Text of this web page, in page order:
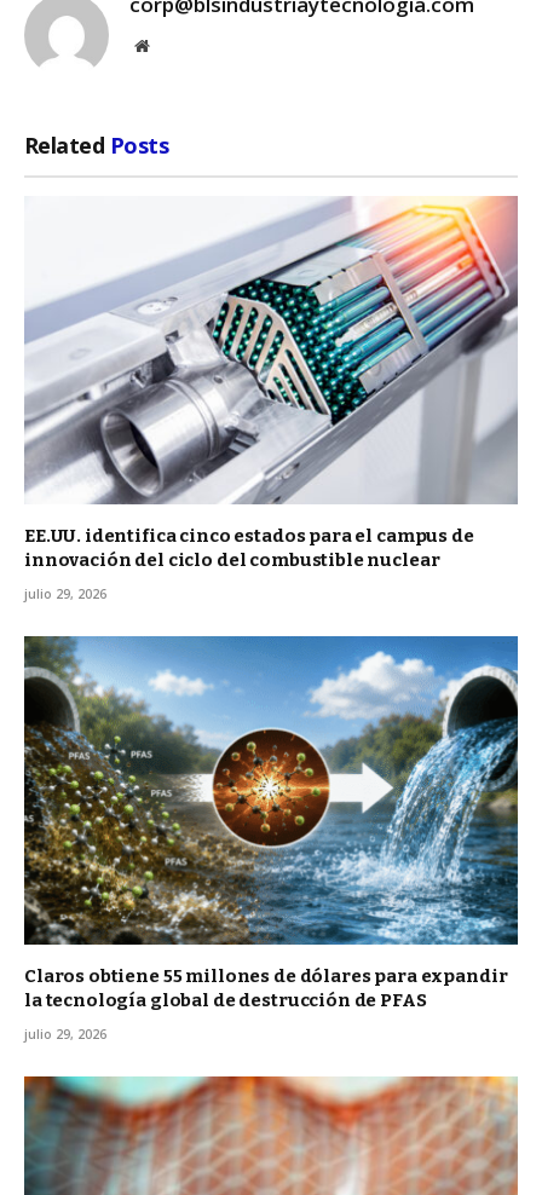
Website
Related Posts
EE.UU. identifica cinco estados para el campus de
innovación del ciclo del combustible nuclear
julio 29, 2026
Claros obtiene 55 millones de dólares para expandir
la tecnología global de destrucción de PFAS
julio 29, 2026